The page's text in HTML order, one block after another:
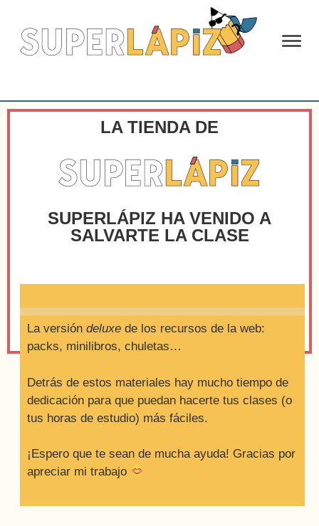
LA TIENDA DE
SUPERLÁPIZ HA VENIDO A
SALVARTE LA CLASE
La versión deluxe de los recursos de la web:
packs, minilibros, chuletas…
Detrás de estos materiales hay mucho tiempo de
dedicación para que puedan hacerte tus clases (o
tus horas de estudio) más fáciles.
¡Espero que te sean de mucha ayuda! Gracias por
apreciar mi trabajo